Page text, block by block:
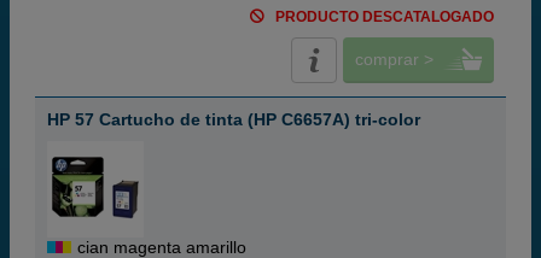
PRODUCTO DESCATALOGADO
comprar >
HP 57 Cartucho de tinta (HP C6657A) tri-color
cian magenta amarillo